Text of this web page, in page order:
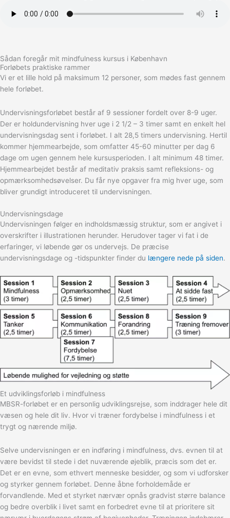
Sådan foregår mit mindfulness kursus i København
Forløbets praktiske rammer
Vi er et lille hold på maksimum 12 personer, som mødes fast gennem
hele forløbet.
Undervisningsforløbet består af 9 sessioner fordelt over 8-9 uger.
Der er holdundervisning hver uge i 2 1/2 – 3 timer samt en enkelt hel
undervisningsdag sent i forløbet. I alt 28,5 timers undervisning. Hertil
kommer hjemmearbejde, som omfatter 45-60 minutter per dag 6
dage om ugen gennem hele kursusperioden. I alt minimum 48 timer.
Hjemmearbejdet består af meditativ praksis samt refleksions- og
opmærksomhedsøvelser. Du får nye opgaver fra mig hver uge, som
bliver grundigt introduceret til undervisningen.
Undervisningsdage
Undervisningen følger en indholdsmæssig struktur, som er angivet i
overskrifter i illustrationen herunder. Herudover tager vi fat i de
erfaringer, vi løbende gør os undervejs. De præcise
undervisningsdage og -tidspunkter finder du længere nede på siden.
Et udviklingsforløb i mindfulness
MBSR-forløbet er en personlig udviklingsrejse, som inddrager hele dit
væsen og hele dit liv. Hvor vi træner fordybelse i mindfulness i et
trygt og nærende miljø.
Selve undervisningen er en indføring i mindfulness, dvs. evnen til at
være bevidst til stede i det nuværende øjeblik, præcis som det er.
Det er en evne, som ethvert menneske besidder, og som vi udforsker
og styrker gennem forløbet. Denne åbne forholdemåde er
forvandlende. Med et styrket nærvær opnås gradvist større balance
og bedre overblik i livet samt en forbedret evne til at prioritere sit